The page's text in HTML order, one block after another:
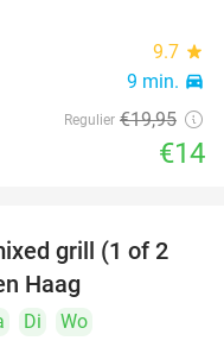
9.7 star
9 min. directions_car
Regulier €19,95
€14
32%
grill (1 of 2
Haag
Di
Wo